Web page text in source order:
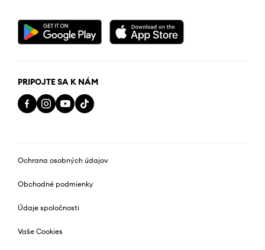
PRIPOJTE SA K NÁM
Ochrana osobných údajov
Obchodné podmienky
Údaje spoločnosti
Vaše Cookies